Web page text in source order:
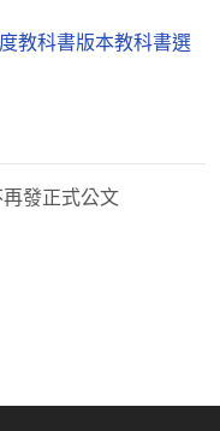
教科書版本教科書選
發正式公文